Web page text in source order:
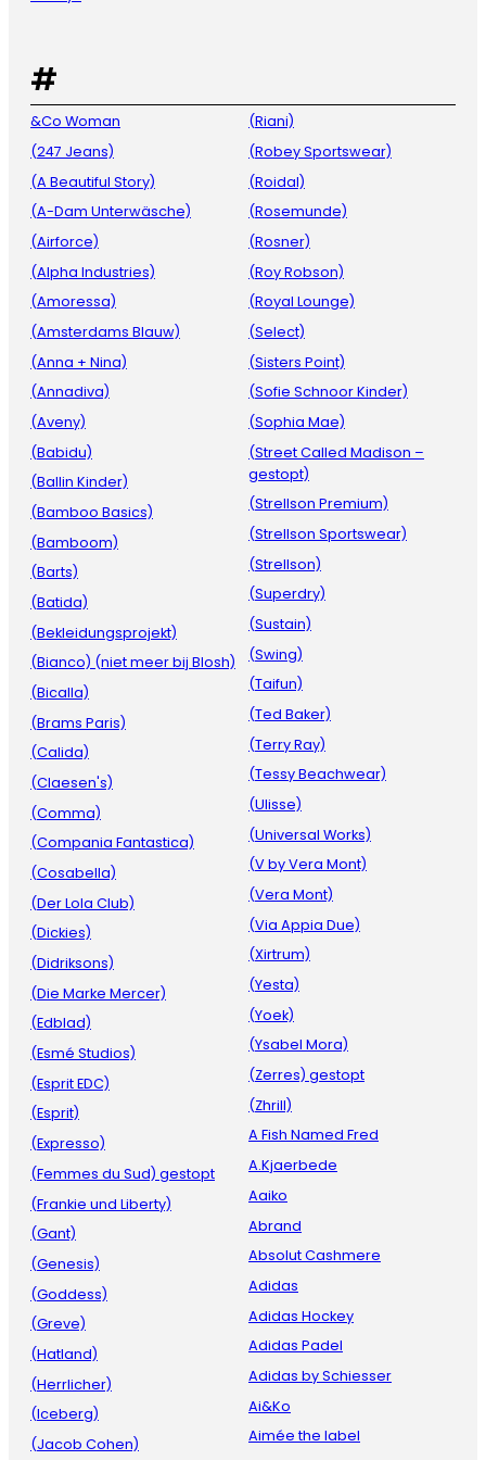
#
&Co Woman
(247 Jeans)
(A Beautiful Story)
(A-Dam Unterwäsche)
(Airforce)
(Alpha Industries)
(Amoressa)
(Amsterdams Blauw)
(Anna + Nina)
(Annadiva)
(Aveny)
(Babidu)
(Ballin Kinder)
(Bamboo Basics)
(Bamboom)
(Barts)
(Batida)
(Bekleidungsprojekt)
(Bianco) (niet meer bij Blosh)
(Bicalla)
(Brams Paris)
(Calida)
(Claesen's)
(Comma)
(Compania Fantastica)
(Cosabella)
(Der Lola Club)
(Dickies)
(Didriksons)
(Die Marke Mercer)
(Edblad)
(Esmé Studios)
(Esprit EDC)
(Esprit)
(Expresso)
(Femmes du Sud) gestopt
(Frankie und Liberty)
(Gant)
(Genesis)
(Goddess)
(Greve)
(Hatland)
(Herrlicher)
(Iceberg)
(Jacob Cohen)
(Riani)
(Robey Sportswear)
(Roidal)
(Rosemunde)
(Rosner)
(Roy Robson)
(Royal Lounge)
(Select)
(Sisters Point)
(Sofie Schnoor Kinder)
(Sophia Mae)
(Street Called Madison –
gestopt)
(Strellson Premium)
(Strellson Sportswear)
(Strellson)
(Superdry)
(Sustain)
(Swing)
(Taifun)
(Ted Baker)
(Terry Ray)
(Tessy Beachwear)
(Ulisse)
(Universal Works)
(V by Vera Mont)
(Vera Mont)
(Via Appia Due)
(Xirtrum)
(Yesta)
(Yoek)
(Ysabel Mora)
(Zerres) gestopt
(Zhrill)
A Fish Named Fred
A.Kjaerbede
Aaiko
Abrand
Absolut Cashmere
Adidas
Adidas Hockey
Adidas Padel
Adidas by Schiesser
Ai&Ko
Aimée the label